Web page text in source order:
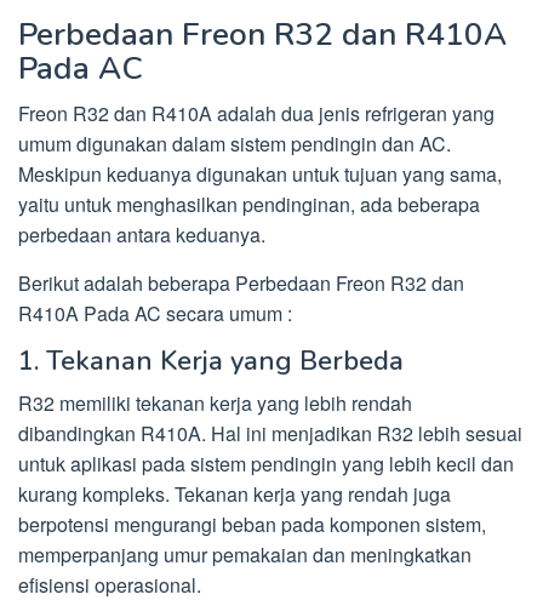
Perbedaan Freon R32 dan R410A
Pada AC
Freon R32 dan R410A adalah dua jenis refrigeran yang
umum digunakan dalam sistem pendingin dan AC.
Meskipun keduanya digunakan untuk tujuan yang sama,
yaitu untuk menghasilkan pendinginan, ada beberapa
perbedaan antara keduanya.
Berikut adalah beberapa Perbedaan Freon R32 dan
R410A Pada AC secara umum :
1. Tekanan Kerja yang Berbeda
R32 memiliki tekanan kerja yang lebih rendah
dibandingkan R410A. Hal ini menjadikan R32 lebih sesuai
untuk aplikasi pada sistem pendingin yang lebih kecil dan
kurang kompleks. Tekanan kerja yang rendah juga
berpotensi mengurangi beban pada komponen sistem,
memperpanjang umur pemakaian dan meningkatkan
efisiensi operasional.